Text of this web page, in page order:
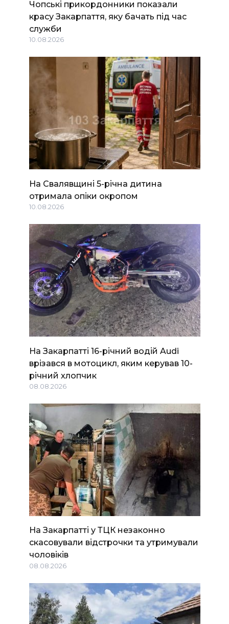
Чопські прикордонники показали
красу Закарпаття, яку бачать під час
служби
10.08.2026
На Свалявщині 5-річна дитина
отримала опіки окропом
10.08.2026
На Закарпатті 16-річний водій Audi
врізався в мотоцикл, яким керував 10-
річний хлопчик
08.08.2026
На Закарпатті у ТЦК незаконно
скасовували відстрочки та утримували
чоловіків
08.08.2026